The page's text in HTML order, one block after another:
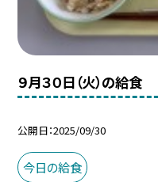
９月３０日（火）の給食
公開日 2025/09/30
今日の給食